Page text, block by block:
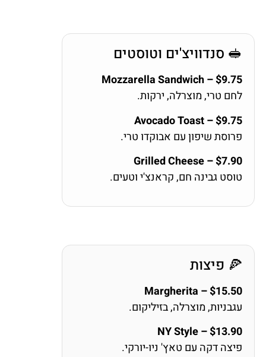
🥪 סנדוויצ'ים וטוסטים
Mozzarella Sandwich – $9.75
לחם טרי, מוצרלה, ירקות.
Avocado Toast – $9.75
פרוסת שיפון עם אבוקדו טרי.
Grilled Cheese – $7.90
טוסט גבינה חם, קראנצ'י וטעים.
🍕 פיצות
Margherita – $15.50
עגבניות, מוצרלה, בזיליקום.
NY Style – $13.90
פיצה דקה עם טאץ' ניו-יורקי.